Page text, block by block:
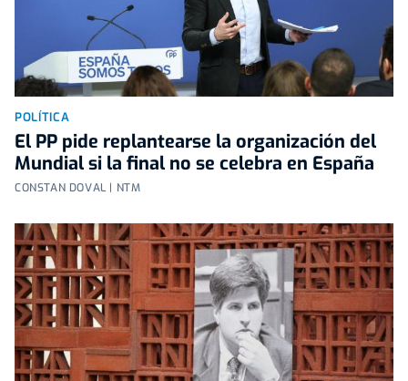
POLÍTICA
El PP pide replantearse la organización del
Mundial si la final no se celebra en España
CONSTAN DOVAL | NTM